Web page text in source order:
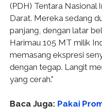
(PDH) Tentara Nasional
Darat. Mereka sedang
panjang, dengan latar
Harimau 105 MT milik
memasang ekspresi
dengan tegap. Langit
yang cerah."
Baca Juga: Pakai